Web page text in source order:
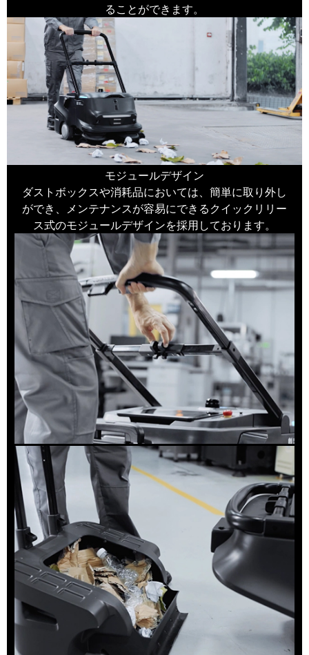
ることができます。
モジュールデザイン
ダストボックスや消耗品においては、簡単に取り外し
ができ、メンテナンスが容易にできるクイックリリー
ス式のモジュールデザインを採用しております。